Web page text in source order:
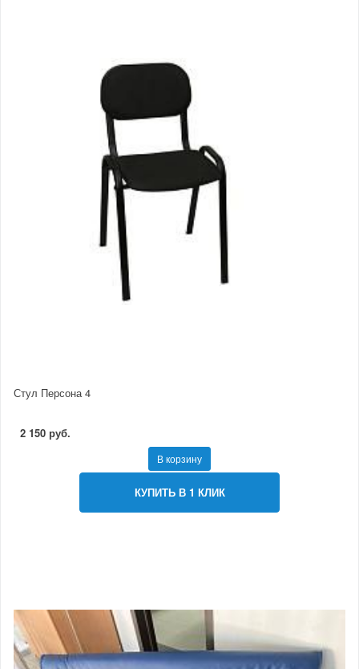
Стул Персона 4
2 150 руб.
В корзину
КУПИТЬ В 1 КЛИК